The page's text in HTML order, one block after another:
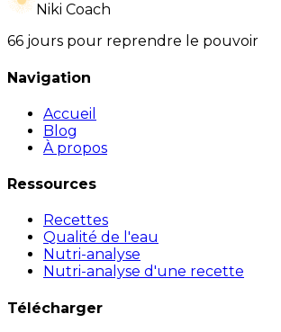
Niki Coach
66 jours pour reprendre le pouvoir
Navigation
Accueil
Blog
À propos
Ressources
Recettes
Qualité de l'eau
Nutri-analyse
Nutri-analyse d'une recette
Télécharger